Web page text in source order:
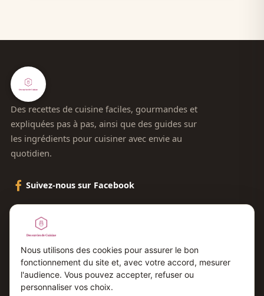
Des recettes de cuisine faciles, gourmandes et
expliquées pas à pas, ainsi que des guides sur
les ingrédients pour cuisiner avec envie au
quotidien.
Suivez-nous sur Facebook
Le blog
Plan du site
Mentions légales
Nous utilisons des cookies pour assurer le bon
fonctionnement du site et, avec votre accord, mesurer
l'audience. Vous pouvez accepter, refuser ou
personnaliser vos choix.